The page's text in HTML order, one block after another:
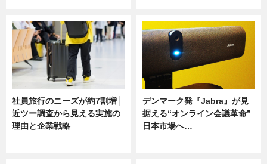
社員旅行のニーズが約7割増│
近ツー調査から見える実施の
理由と企業戦略
デンマーク発『Jabra』が見
据える“オンライン会議革命”
日本市場へ…